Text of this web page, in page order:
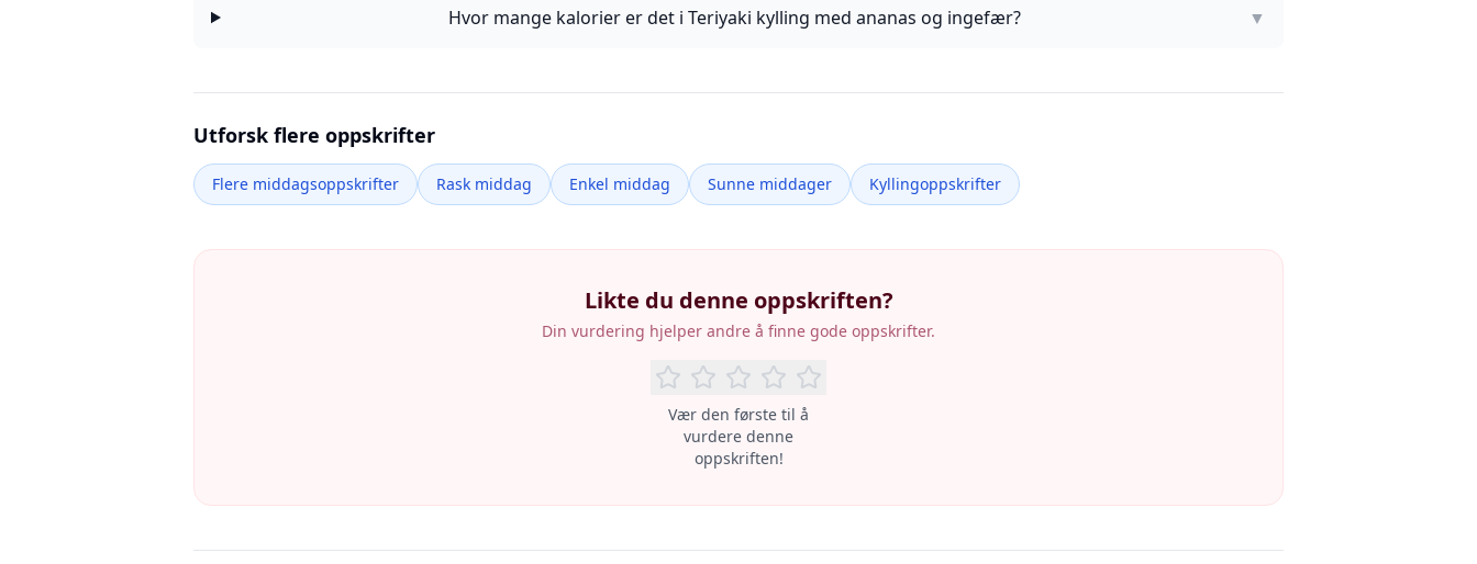
Hvor mange kalorier er det i Teriyaki kylling med ananas og ingefær? ▼
Utforsk flere oppskrifter
Flere middagsoppskrifter Rask middag Enkel middag Sunne middager Kyllingoppskrifter
Likte du denne oppskriften?
Din vurdering hjelper andre å finne gode oppskrifter.
Vær den første til å
vurdere denne
oppskriften!